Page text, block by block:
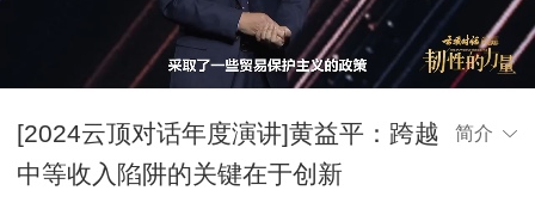
[2024云顶对话年度演讲]黄益平：跨越
中等收入陷阱的关键在于创新
简介